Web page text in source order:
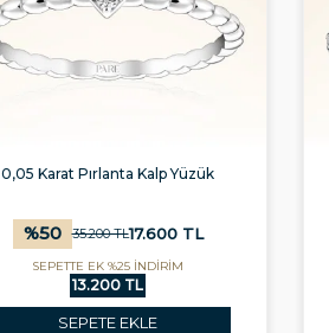
0,05 Karat Pırlanta Kalp Yüzük
%50 35.200TL17.600TL
SEPETTE EK %25 İNDİRİM
13.200 TL
SEPETE EKLE